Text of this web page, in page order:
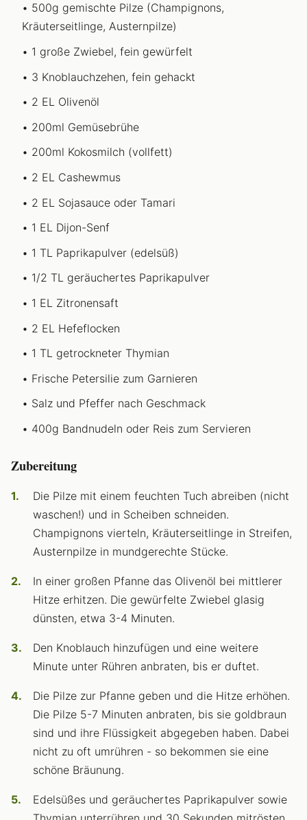
500g gemischte Pilze (Champignons,
Kräuterseitlinge, Austernpilze)
1 große Zwiebel, fein gewürfelt
3 Knoblauchzehen, fein gehackt
2 EL Olivenöl
200ml Gemüsebrühe
200ml Kokosmilch (vollfett)
2 EL Cashewmus
2 EL Sojasauce oder Tamari
1 EL Dijon-Senf
1 TL Paprikapulver (edelsüß)
1/2 TL geräuchertes Paprikapulver
1 EL Zitronensaft
2 EL Hefeflocken
1 TL getrockneter Thymian
Frische Petersilie zum Garnieren
Salz und Pfeffer nach Geschmack
400g Bandnudeln oder Reis zum Servieren
Zubereitung
Die Pilze mit einem feuchten Tuch abreiben (nicht
waschen!) und in Scheiben schneiden.
Champignons vierteln, Kräuterseitlinge in Streifen,
Austernpilze in mundgerechte Stücke.
In einer großen Pfanne das Olivenöl bei mittlerer
Hitze erhitzen. Die gewürfelte Zwiebel glasig
dünsten, etwa 3-4 Minuten.
Den Knoblauch hinzufügen und eine weitere
Minute unter Rühren anbraten, bis er duftet.
Die Pilze zur Pfanne geben und die Hitze erhöhen.
Die Pilze 5-7 Minuten anbraten, bis sie goldbraun
sind und ihre Flüssigkeit abgegeben haben. Dabei
nicht zu oft umrühren - so bekommen sie eine
schöne Bräunung.
Edelsüßes und geräuchertes Paprikapulver sowie